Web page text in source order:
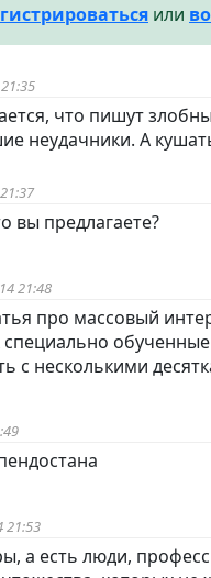
или
что пишут
неудачники. А
вы предлагаете?
21:48
про массовый
специально
с несколькими
21:53
а есть люди,